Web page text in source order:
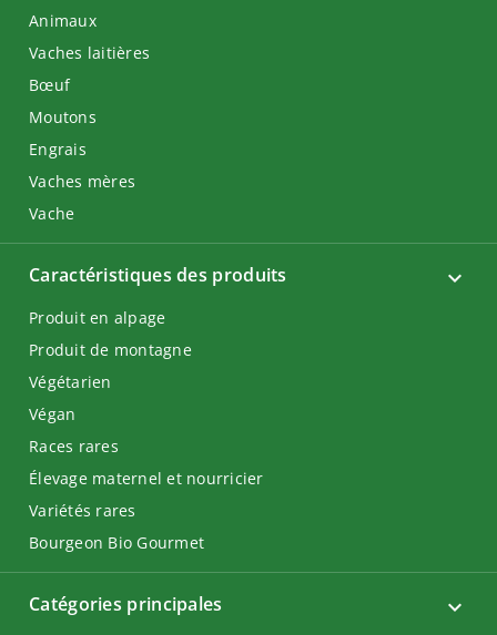
Animaux
Vaches laitières
Bœuf
Moutons
Engrais
Vaches mères
Vache
Catégories principales
Caractéristiques des produits
Produit en alpage
Produit de montagne
Végétarien
Végan
Races rares
Élevage maternel et nourricier
Variétés rares
Bourgeon Bio Gourmet